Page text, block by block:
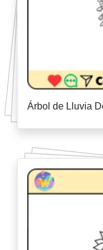
Árbol de Lluvia